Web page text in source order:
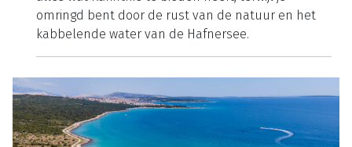
en varen. Lijkt een cultureel uitstapje je leuk?
Bezoek dan Klagenfurt, op slechts 18 kilometer
met miniatuurversies van wereldberoemde
gebouwen. Een rustige camping die veel
mogelijkheden biedt Wil je op een rustige camping
verblijven, met een gunstige ligging, moderne